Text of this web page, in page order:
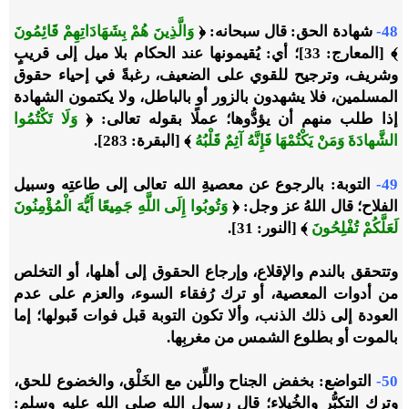
48- شهادة الحق: قال سبحانه: ﴿ وَالَّذِينَ هُمْ بِشَهَادَاتِهِمْ قَائِمُونَ
﴾ [المعارج: 33]؛ أي: يُقيمونها عند الحكام بلا ميل إلى قريبٍ
وشريف، وترجيح للقوي على الضعيف، رغبةً في إحياء حقوق
المسلمين، فلا يشهدون بالزور أو بالباطل، ولا يكتمون الشهادة
إذا طلب منهم أن يؤدُّوها؛ عملًا بقوله تعالى: ﴿ وَلَا تَكْتُمُوا
الشَّهادَةَ وَمَنْ يَكْتُمْهَا فَإِنَّهُ آثِمٌ قَلْبُهُ ﴾ [البقرة: 283].
49-
التوبة: بالرجوع عن معصيةِ الله تعالى إلى طاعتِه وسبيل
الفلاح؛ قال اللهُ عز وجل: ﴿ وَتُوبُوا إِلَى اللَّهِ جَمِيعًا أَيُّهَ الْمُؤْمِنُونَ
لَعَلَّكُمْ تُفْلِحُونَ ﴾ [النور: 31].
وتتحقق بالندم والإقلاع، وإرجاع الحقوق إلى أهلها، أو التخلص
من أدوات المعصية، أو ترك رُفقاء السوء، والعزم على عدم
العودة إلى ذلك الذنب، وألا تكون التوبة قبل فوات قَبولها؛ إما
بالموت أو بطلوع الشمس من مغربِها.
50-
التواضع: بخفض الجناح واللِّين مع الخَلْق، والخضوع للحق،
وترك التكبُّر والخُيلاء؛ قال رسول الله صلى الله عليه وسلم: